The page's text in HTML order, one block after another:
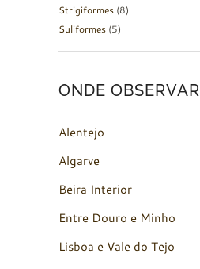
Strigiformes (8)
Suliformes (5)
ONDE OBSERVAR
Alentejo
Algarve
Beira Interior
Entre Douro e Minho
Lisboa e Vale do Tejo